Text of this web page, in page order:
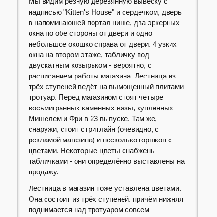
надписью "Kitten's House" и сердечком, дверь
в напоминающей портал нише, два эркерных
окна по обе стороны от двери и одно
небольшое окошко справа от двери, 4 узких
окна на втором этаже, табличку под
двускатным козырьком - вероятно, с
расписанием работы магазина. Лестница из
трёх ступеней ведёт на вымощенный плитами
тротуар. Перед магазином стоят четыре
восьмигранных каменных вазы, купленных
Мишелем и Фри в 23 выпуске. Там же,
снаружи, стоит стритлайн (очевидно, с
рекламой магазина) и несколько горшков с
цветами. Некоторые цветы снабжены
табличками - они определённо выставлены на
продажу.
Лестница в магазин тоже уставлена цветами.
Она состоит из трёх ступеней, причём нижняя
поднимается над тротуаром совсем